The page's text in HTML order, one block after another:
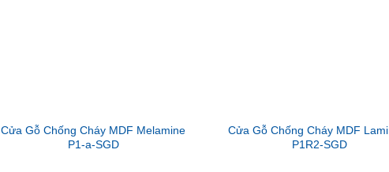
Cửa Gỗ Chống Cháy MDF Melamine
P1-a-SGD
Cửa Gỗ Chống Cháy MDF
P1R2-SGD